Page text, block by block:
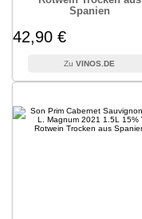
Spanien
42,90 €
VINOS.DE